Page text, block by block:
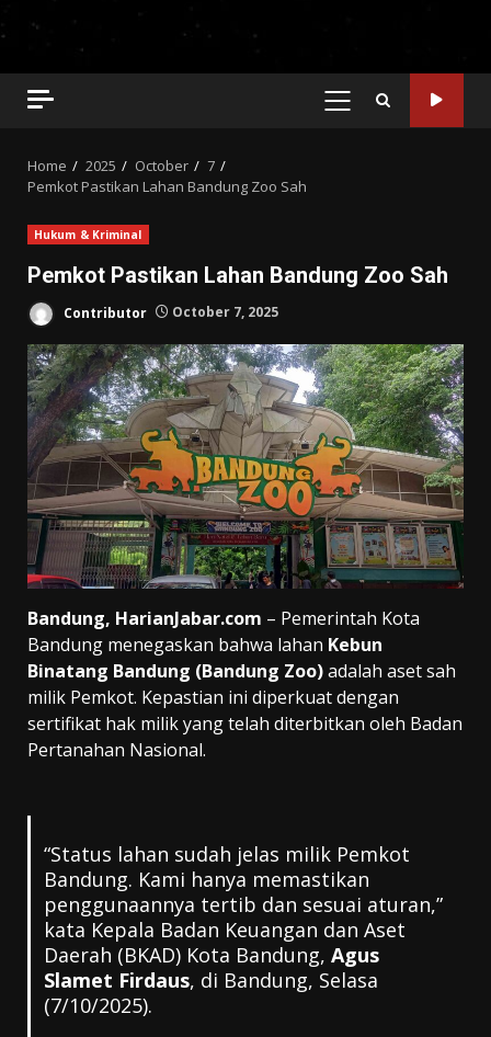
PRIMARY
Home 2025 October
7
Pemkot Pastikan Lahan Bandung Zoo Sah
Hukum & Kriminal
Pemkot Pastikan Lahan Bandung Zoo Sah
Contributor October 7, 2025
Bandung, HarianJabar.com – Pemerintah Kota
Bandung menegaskan bahwa lahan Kebun
Binatang Bandung (Bandung Zoo)adalah aset sah
milik Pemkot. Kepastian ini diperkuat dengan
sertifikat hak milik yang telah diterbitkan oleh Badan
Pertanahan Nasional.
“Status lahan sudah jelas milik Pemkot
Bandung. Kami hanya memastikan
penggunaannya tertib dan sesuai aturan,”
kata Kepala Badan Keuangan dan Aset
Daerah (BKAD) Kota Bandung, Agus
Slamet Firdaus, di Bandung, Selasa
(7/10/2025).